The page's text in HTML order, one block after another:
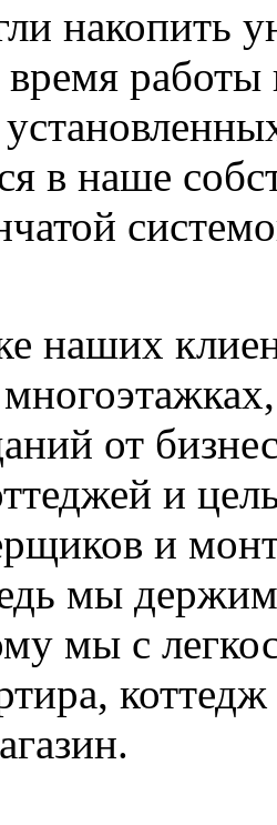
накопить
время
в наше
наших
от
и
и
мы
мы с